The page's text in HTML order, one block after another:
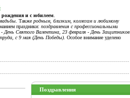
рождения и с юбилеем
. Также родным, близким, коллегам и любимому
праздники: поздравления с профессиональными
Святого Валентина, 23 февраля - День Защитников
с 9 мая (День Победы). Особое внимание уделено
Поздравления